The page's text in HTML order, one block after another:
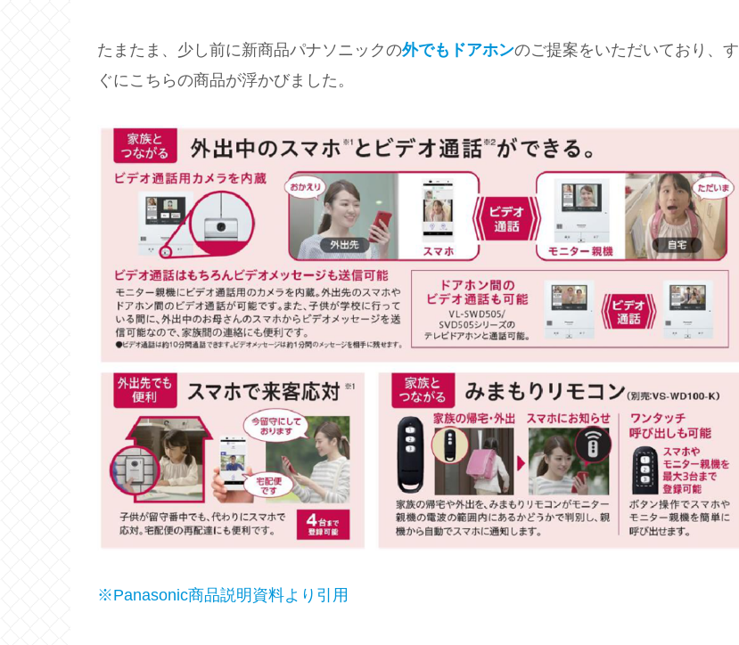
たまたま、少し前に新商品パナソニックの外でもドアホンのご提案をいただいており、す
ぐにこちらの商品が浮かびました。
※Panasonic商品説明資料より引用